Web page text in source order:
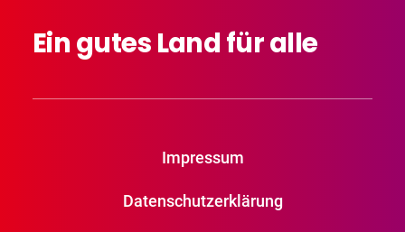
EingutesLandfüralle
Impressum
Datenschutzerklärung